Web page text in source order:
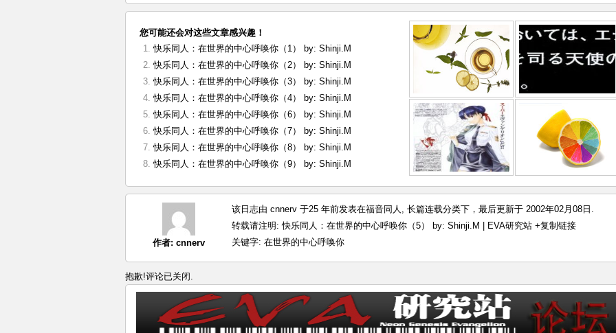
您可能还会对这些文章感兴趣！
快乐同人：在世界的中心呼唤你（1） by: Shinji.M
快乐同人：在世界的中心呼唤你（2） by: Shinji.M
快乐同人：在世界的中心呼唤你（3） by: Shinji.M
快乐同人：在世界的中心呼唤你（4） by: Shinji.M
快乐同人：在世界的中心呼唤你（6） by: Shinji.M
快乐同人：在世界的中心呼唤你（7） by: Shinji.M
快乐同人：在世界的中心呼唤你（8） by: Shinji.M
快乐同人：在世界的中心呼唤你（9） by: Shinji.M
作者: cnnerv
该日志由 cnnerv 于25 年前发表在福音同人 , 长篇连载分类下，最后更新于 2002年02月08日.
转载请注明:快乐同人：在世界的中心呼唤你（5） by: Shinji.M | EVA研究站 +复制链接
关键字: 在世界的中心呼唤你
抱歉!评论已关闭.